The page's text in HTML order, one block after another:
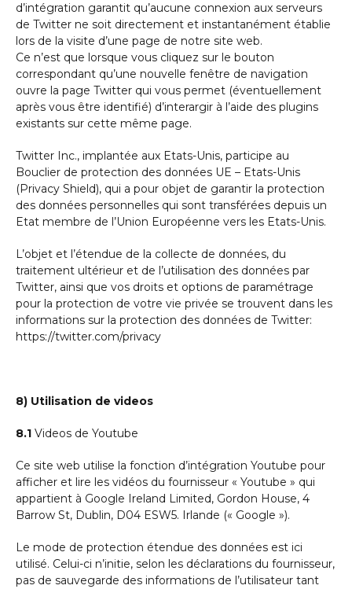
d’intégration garantit qu’aucune connexion aux serveurs
de Twitter ne soit directement et instantanément établie
lors de la visite d’une page de notre site web.
Ce n’est que lorsque vous cliquez sur le bouton
correspondant qu’une nouvelle fenêtre de navigation
ouvre la page Twitter qui vous permet (éventuellement
après vous être identifié) d’interargir à l’aide des plugins
existants sur cette même page.
Twitter Inc., implantée aux Etats-Unis, participe au
Bouclier de protection des données UE – Etats-Unis
(Privacy Shield), qui a pour objet de garantir la protection
des données personnelles qui sont transférées depuis un
Etat membre de l’Union Européenne vers les Etats-Unis.
L’objet et l’étendue de la collecte de données, du
traitement ultérieur et de l’utilisation des données par
Twitter, ainsi que vos droits et options de paramétrage
pour la protection de votre vie privée se trouvent dans les
informations sur la protection des données de Twitter:
https://twitter.com/privacy
8) Utilisation de videos
8.1 Videos de Youtube
Ce site web utilise la fonction d’intégration Youtube pour
afficher et lire les vidéos du fournisseur « Youtube » qui
appartient à Google Ireland Limited, Gordon House, 4
Barrow St, Dublin, D04 ESW5. Irlande (« Google »).
Le mode de protection étendue des données est ici
utilisé. Celui-ci n’initie, selon les déclarations du fournisseur,
pas de sauvegarde des informations de l’utilisateur tant